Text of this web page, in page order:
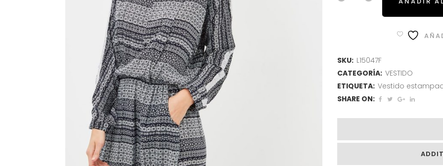
SKU: L15047F
CATEGORÍA: VESTIDO
ETIQUETA: Vestido
SHARE ON: